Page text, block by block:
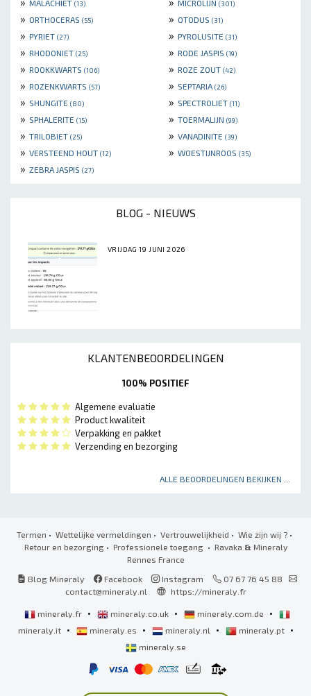
MALACHIET (13) MICROLIJN (301)
» ORTHOCERAS (55) » OTODUS (31)
» PYRIET (27) » PYROLUSITE (31)
» RHODONIET (25) » RODE JASPIS (19)
» ROOKKWARTS (106) » ROZE ZOUT (42)
» ROZENKWARTS (57) » SEPTARIA (26)
» SHUNGITE (80) » SPECTROLIET (11)
» SPHALERITE (15) » TOERMALIJN (99)
» TRILOBIET (25) » VANADINITE (39)
» VERSTEEND HOUT (12) » WOESTIJNROOS (35)
» ZEBRA JASPIS (27)
BLOG - NIEUWS
VRIJDAG 19 JUNI 2026
KLANTENBEOORDELINGEN
100% POSITIEF
Algemene evaluatie
Product kwaliteit
Verpakking en pakket
Verzending en bezorging
ALLE BEOORDELINGEN BEKIJKEN ...
Termen • Wettelijke vermeldingen • Vertrouwelijkheid • Wie zijn wij ? •
Retour en bezorging• Professionele toegang • Ravaka & Mineraly
Rennes France
Blog Mineraly
Facebook Instagram
07 67 76 45 88
contact@mineraly.nl
https://mineraly.fr
mineraly.fr • mineraly.co.uk • mineraly.com.de •
mineraly.it • mineraly.es • mineraly.nl • mineraly.pt •
mineraly.se